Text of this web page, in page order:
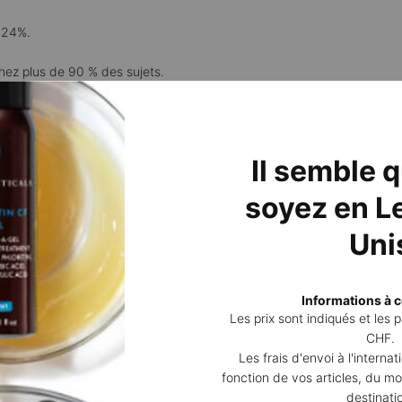
plus de 90 % des sujets.
contre un large spectre de rayons UV connus pour entraîner une
prévient du vieillissement prématuré dû aux UV.
heures
VOTRE
Il semble
soyez en
Informations à
Les prix sont indiqués et les
CHF.
Les frais d'envoi à
fonction de vos articles, du